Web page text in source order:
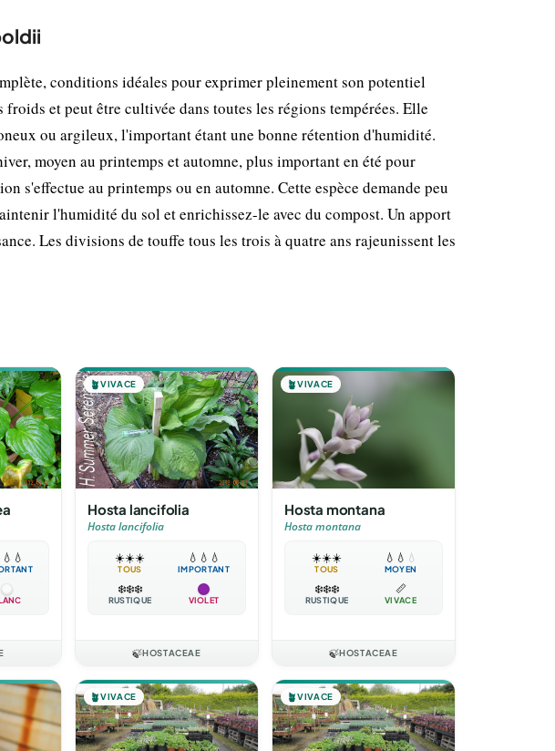
conditions idéales pour exprimer pleinement son potentiel
et peut être cultivée dans toutes les régions tempérées. Elle
ou argileux, l'important étant une bonne rétention d'humidité.
moyen au printemps et automne, plus important en été pour
s'effectue au printemps ou en automne. Cette espèce demande peu
l'humidité du sol et enrichissez-le avec du compost. Un apport
Les divisions de touffe tous les trois à quatre ans rajeunissent les
💧 💧
🪴VIVACE
Hosta lancifolia
Hosta lancifolia
☀️☀️☀️
TOUS
💧 💧 💧
IMPORTANT
❄️❄️❄️
RUSTIQUE VIOLET
🍃HOSTACEAE
🪴VIVACE
Hosta montana
Hosta montana
☀️☀️☀️
TOUS
💧 💧 💧
MOYEN
❄️❄️❄️
RUSTIQUE
📏
VIVACE
🍃HOSTACEAE
🪴VIVACE 🪴VIVACE